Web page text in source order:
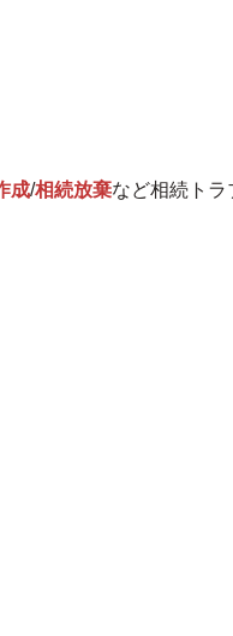
成/相続放棄など相続ト